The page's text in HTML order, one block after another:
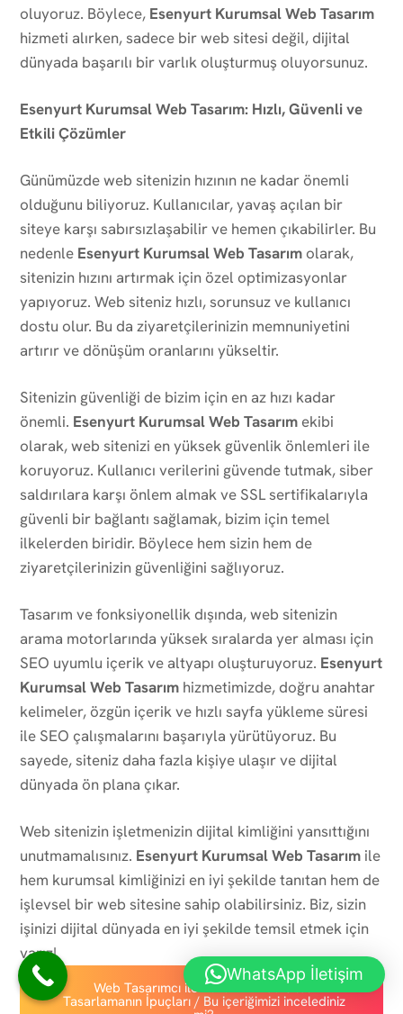
oluyoruz. Böylece, Esenyurt Kurumsal Web Tasarım
hizmeti alırken, sadece bir web sitesi değil, dijital
dünyada başarılı bir varlık oluşturmuş oluyorsunuz.
Esenyurt Kurumsal Web Tasarım: Hızlı, Güvenli ve
Etkili Çözümler
Günümüzde web sitenizin hızının ne kadar önemli
olduğunu biliyoruz. Kullanıcılar, yavaş açılan bir
siteye karşı sabırsızlaşabilir ve hemen çıkabilirler. Bu
nedenle Esenyurt Kurumsal Web Tasarım olarak,
sitenizin hızını artırmak için özel optimizasyonlar
yapıyoruz. Web siteniz hızlı, sorunsuz ve kullanıcı
dostu olur. Bu da ziyaretçilerinizin memnuniyetini
artırır ve dönüşüm oranlarını yükseltir.
Sitenizin güvenliği de bizim için en az hızı kadar
önemli. Esenyurt Kurumsal Web Tasarım ekibi
olarak, web sitenizi en yüksek güvenlik önlemleri ile
koruyoruz. Kullanıcı verilerini güvende tutmak, siber
saldırılara karşı önlem almak ve SSL sertifikalarıyla
güvenli bir bağlantı sağlamak, bizim için temel
ilkelerden biridir. Böylece hem sizin hem de
ziyaretçilerinizin güvenliğini sağlıyoruz.
Tasarım ve fonksiyonellik dışında, web sitenizin
arama motorlarında yüksek sıralarda yer alması için
SEO uyumlu içerik ve altyapı oluşturuyoruz. Esenyurt
Kurumsal Web Tasarım hizmetimizde, doğru anahtar
kelimeler, özgün içerik ve hızlı sayfa yükleme süresi
ile SEO çalışmalarını başarıyla yürütüyoruz. Bu
sayede, siteniz daha fazla kişiye ulaşır ve dijital
dünyada ön plana çıkar.
Web sitenizin işletmenizin dijital kimliğini yansıttığını
unutmamalısınız. Esenyurt Kurumsal Web Tasarım ile
hem kurumsal kimliğinizi en iyi şekilde tanıtan hem de
işlevsel bir web sitesine sahip olabilirsiniz. Biz, sizin
işinizi dijital dünyada en iyi şekilde temsil etmek için
varız!
Web Tasarımcı ile Etkili Bir Web Sitesi
Tasarlamanın İpuçları / Bu içeriğimizi incelediniz
WhatsApp İletişim